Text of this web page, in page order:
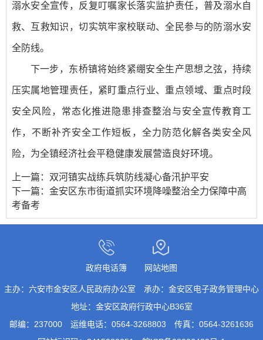
溺水安全宣传，反复叮嘱家长落实监护责任，普及溺水自
救、互救知识，切实筑牢家校联动、全民参与的防溺水安
全防线。
下一步，东桥镇将始终紧绷安全生产思想之弦，持续
压实属地管理责任，紧盯重点行业、重点领域、重点时段
安全风险，常态化推进隐患排查整治与安全宣传教育工
作，不断补齐安全工作短板，全力防范化解各类安全风
险，为全镇经济社会平稳健康发展营造良好环境。
上一篇： 双河镇实战练兵筑防线凝心备汛护平安
下一篇： 金安区东市街道抓实环境降噪整治全力保障中高
考备考
政府电话簿 网站地图
主办：六安市金安区人民政府办公室
承办：金安区电子政务管理中心
地址：金安区政府行政中心B36室
邮编：237000
运维电话：0564-3268803
传真：0564-3261636